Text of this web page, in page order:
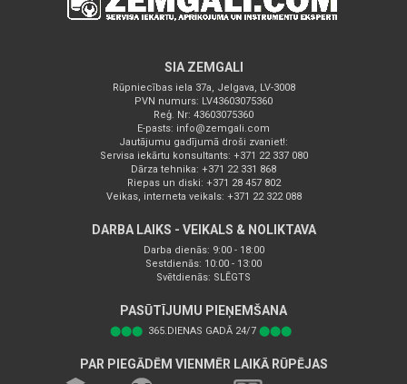
SIA ZEMGALI
Rūpniecības iela 37a, Jelgava, LV-3008
PVN numurs: LV43603075360
Reģ. Nr: 43603075360
E-pasts: info@zemgali.com
Jautājumu gadījumā droši zvaniet!:
Servisa iekārtu konsultants: +371 22 337 080
Dārza tehnika: +371 22 331 868
Riepas un diski: +371 28 457 802
Veikas, interneta veikals: +371 22 322 088
DARBA LAIKS - VEIKALS & NOLIKTAVA
Darba dienās: 9:00 - 18:00
Sestdienās: 10:00 - 13:00
Svētdienās: SLĒGTS
PASŪTĪJUMU PIEŅEMŠANA
⬤⬤⬤ 365.DIENAS GADĀ 24/7 ⬤⬤⬤
PAR PIEGĀDĒM VIENMĒR LAIKĀ RŪPĒJAS